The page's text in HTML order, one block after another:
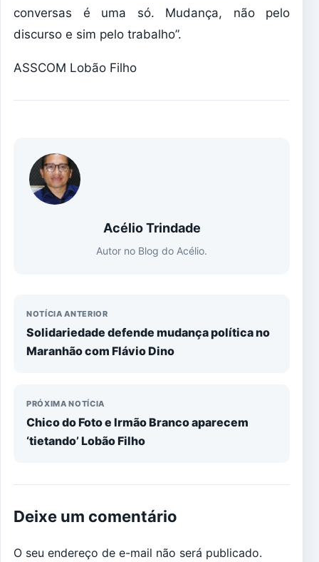
conversas é uma só. Mudança, não pelo
discurso e sim pelo trabalho”.
ASSCOM Lobão Filho
Acélio Trindade
Autor no Blog do Acélio.
NOTÍCIA ANTERIOR
Solidariedade defende mudança política no
Maranhão com Flávio Dino
PRÓXIMA NOTÍCIA
Chico do Foto e Irmão Branco aparecem
‘tietando’ Lobão Filho
Deixe um comentário
O seu endereço de e-mail não será publicado.